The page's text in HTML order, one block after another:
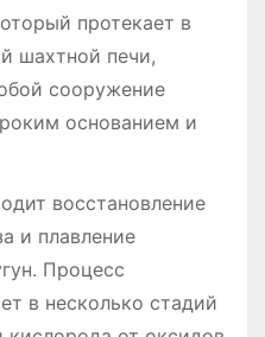
протекает в
шахтной печи,
сооружение
основанием и
восстановление
и плавление
Процесс
в несколько стадий